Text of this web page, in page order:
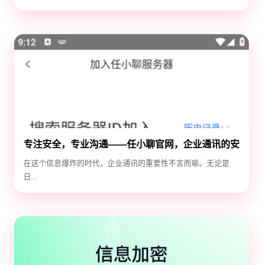
专注安全，专业沟通——任小聊官网，企业通讯的安
全守护神
在这个信息爆炸的时代，企业通讯的重要性不言而喻。无论是
日...